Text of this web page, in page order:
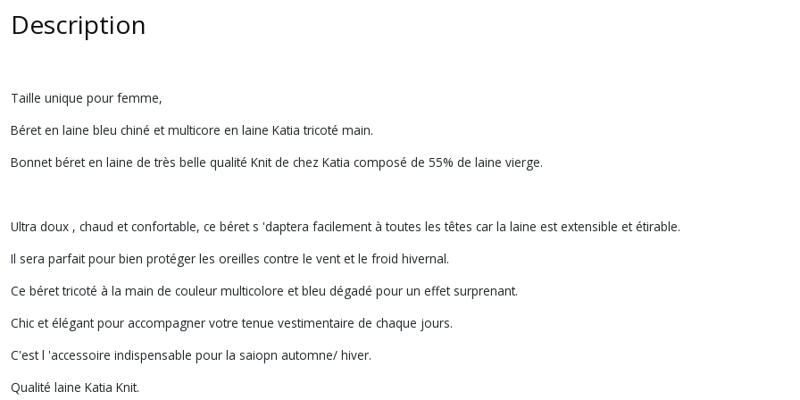
Description
Taille unique pour femme,
Béret en laine bleu chiné et multicore en laine Katia tricoté main.
Bonnet béret en laine de très belle qualité Knit de chez Katia composé de 55% de laine vierge.
Ultra doux , chaud et confortable, ce béret s 'daptera facilement à toutes les têtes car la laine est extensible et étirable.
Il sera parfait pour bien protéger les oreilles contre le vent et le froid hivernal.
Ce béret tricoté à la main de couleur multicolore et bleu dégadé pour un effet surprenant.
Chic et élégant pour accompagner votre tenue vestimentaire de chaque jours.
C'est l 'accessoire indispensable pour la saiopn automne/ hiver.
Qualité laine Katia Knit.